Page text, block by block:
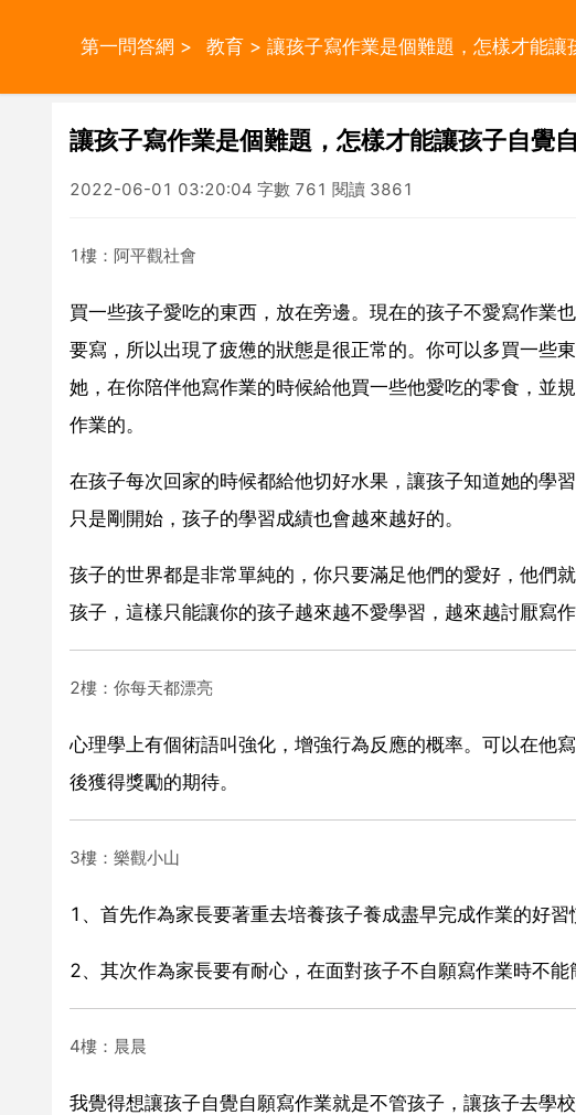
第一問答網 > 教育 > 讓孩子寫作業是個難題，怎樣才能讓
讓孩子寫作業是個難題，怎樣才能讓孩子自覺
2022-06-01 03:20:04 字數 761 閱讀 3861
1樓：阿平觀社會
買一些孩子愛吃的東西，放在旁邊。現在的孩子不愛寫作業
要寫，所以出現了疲憊的狀態是很正常的。你可以多買一些
她，在你陪伴他寫作業的時候給他買一些他愛吃的零食，並
作業的。
在孩子每次回家的時候都給他切好水果，讓孩子知道她的學
只是剛開始，孩子的學習成績也會越來越好的。
孩子的世界都是非常單純的，你只要滿足他們的愛好，他們
孩子，這樣只能讓你的孩子越來越不愛學習，越來越討厭寫作
2樓：你每天都漂亮
心理學上有個術語叫強化，增強行為反應的概率。可以在他
後獲得獎勵的期待。
3樓：樂觀小山
1、首先作為家長要著重去培養孩子養成盡早完成作業的好習
2、其次作為家長要有耐心，在面對孩子不自願寫作業時不能
4樓：晨晨
我覺得想讓孩子自覺自願寫作業就是不管孩子，讓孩子去學